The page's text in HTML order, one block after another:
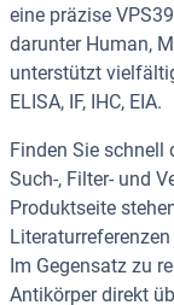
eine präzise
darunter Human,
unterstützt
ELISA, IF, IHC, EIA.
Finden Sie schnell
Such-, Filter- und
Produktseite
Im Gegensatz zu
Antikörper direkt